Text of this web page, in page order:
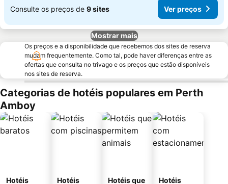
Consulte os preços de 9 sites Ver preços
Mostrar mais
Os preços e a disponibilidade que recebemos dos sites de reserva
mudam frequentemente. Como tal, pode haver diferenças entre as
ofertas que consulta no trivago e os preços que estão disponíveis
nos sites de reserva.
Categorias de hotéis populares em Perth
Amboy
Hotéis
Hotéis
Hotéis que
Hotéis